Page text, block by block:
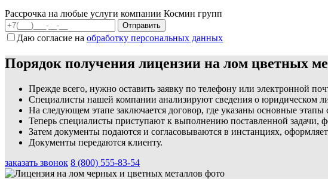
Рассрочка на любые услуги компании Космин групп
Даю согласие на обработку персональных данных
Порядок получения лицензии на лом цветных
Прежде всего, нужно оставить заявку по телефону или электронной
Специалисты нашей компании анализируют сведения о юридическом
На следующем этапе заключается договор, где указаны основные этапы
Теперь специалисты приступают к выполнению поставленной задачи,
Затем документы подаются и согласовываются в инстанциях,
Документы передаются клиенту.
заказать звонок 8 (800) 555-83-54